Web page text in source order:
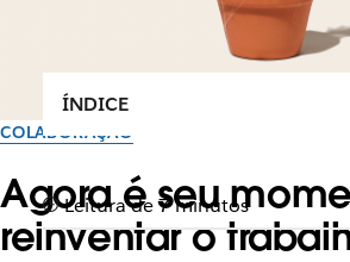
COLABORAÇÃO
Agora é seu
reinventar o
ÍNDICE
Leitura de 7 minutos